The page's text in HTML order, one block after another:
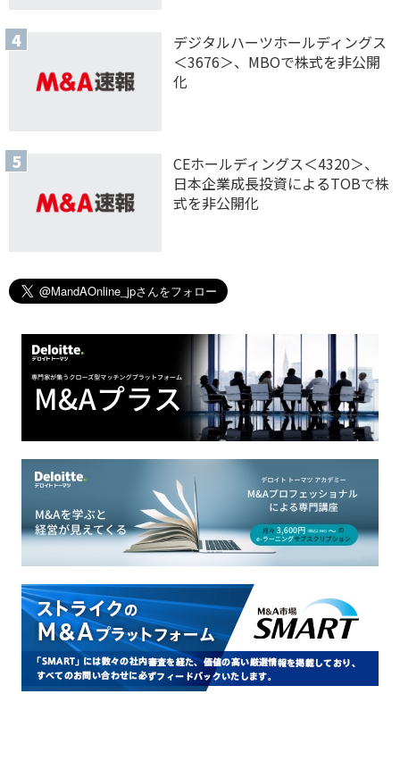
デジタルハーツホールディングス
＜3676＞、MBOで株式を非公開
化
CEホールディングス＜4320＞、
日本企業成長投資によるTOBで株
式を非公開化